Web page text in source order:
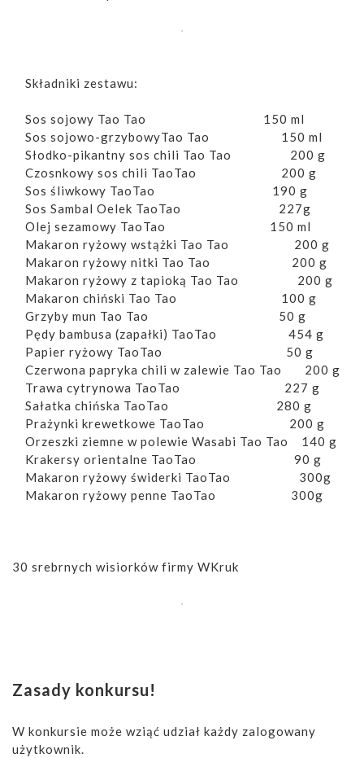
Składniki zestawu:
Sos sojowy Tao Tao 150 ml
Sos sojowo-grzybowyTao Tao 150 ml
Słodko-pikantny sos chili Tao Tao 200 g
Czosnkowy sos chili TaoTao 200 g
Sos śliwkowy TaoTao 190 g
Sos Sambal Oelek TaoTao 227g
Olej sezamowy TaoTao 150 ml
Makaron ryżowy wstążki Tao Tao 200 g
Makaron ryżowy nitki Tao Tao 200 g
Makaron ryżowy z tapioką Tao Tao 200 g
Makaron chiński Tao Tao 100 g
Grzyby mun Tao Tao 50 g
Pędy bambusa (zapałki) TaoTao 454 g
Papier ryżowy TaoTao 50 g
Czerwona papryka chili w zalewie Tao Tao 200 g
Trawa cytrynowa TaoTao 227 g
Sałatka chińska TaoTao 280 g
Prażynki krewetkowe TaoTao 200 g
Orzeszki ziemne w polewie Wasabi Tao Tao 140 g
Krakersy orientalne TaoTao 90 g
Makaron ryżowy świderki TaoTao 300g
Makaron ryżowy penne TaoTao 300g
30 srebrnych wisiorków firmy WKruk
Zasady konkursu!
W konkursie może wziąć udział każdy zalogowany
użytkownik.